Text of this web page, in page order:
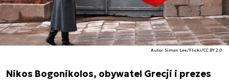
Autor. Simon Lee/Flickr/CC BY 2.0
Nikos Bogonikolos, obywatel Grecji i prezes